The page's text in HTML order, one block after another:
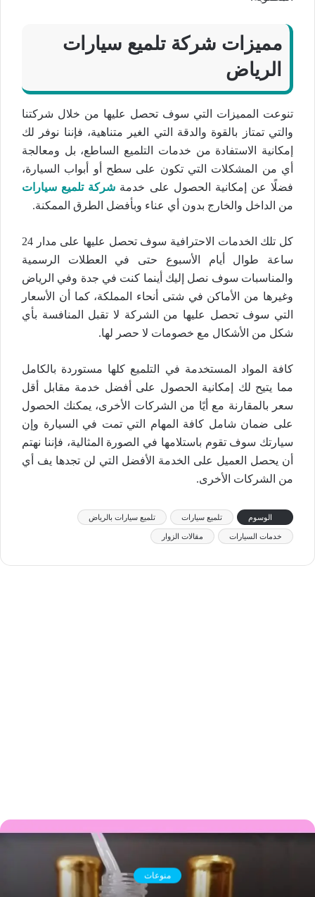
مميزات شركة تلميع سيارات
الرياض
تنوعت المميزات التي سوف تحصل عليها من خلال شركتنا
والتي تمتاز بالقوة والدقة التي الغير متناهية، فإننا نوفر لك
إمكانية الاستفادة من خدمات التلميع الساطع، بل ومعالجة
أي من المشكلات التي تكون على سطح أو أبواب السيارة،
فضلًا عن إمكانية الحصول على خدمة شركة تلميع سيارات
من الداخل والخارج بدون أي عناء وبأفضل الطرق الممكنة.
كل تلك الخدمات الاحترافية سوف تحصل عليها على مدار 24
ساعة طوال أيام الأسبوع حتى في العطلات الرسمية
والمناسبات سوف نصل إليك أينما كنت في جدة وفي الرياض
وغيرها من الأماكن في شتى أنحاء المملكة، كما أن الأسعار
التي سوف تحصل عليها من الشركة لا تقبل المنافسة بأي
شكل من الأشكال مع خصومات لا حصر لها.
كافة المواد المستخدمة في التلميع كلها مستوردة بالكامل
مما يتيح لك إمكانية الحصول على أفضل خدمة مقابل أقل
سعر بالمقارنة مع أيًا من الشركات الأخرى، يمكنك الحصول
على ضمان شامل كافة المهام التي تمت في السيارة وإن
سيارتك سوف تقوم باستلامها في الصورة المثالية، فإننا نهتم
أن يحصل العميل على الخدمة الأفضل التي لن تجدها يف أي
من الشركات الأخرى.
الوسوم تلميع سيارات تلميع سيارات بالرياض
خدمات السيارات مقالات الزوار
منوعات